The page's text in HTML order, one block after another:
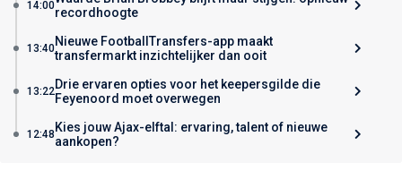
14:00recordhoogte
13:40Nieuwe FootballTransfers-app maakt
transfermarkt inzichtelijker dan ooit
13:22Drie ervaren opties voor het keepersgilde die
Feyenoord moet overwegen
12:48 Kies jouw Ajax-elftal: ervaring, talent of nieuwe
aankopen?